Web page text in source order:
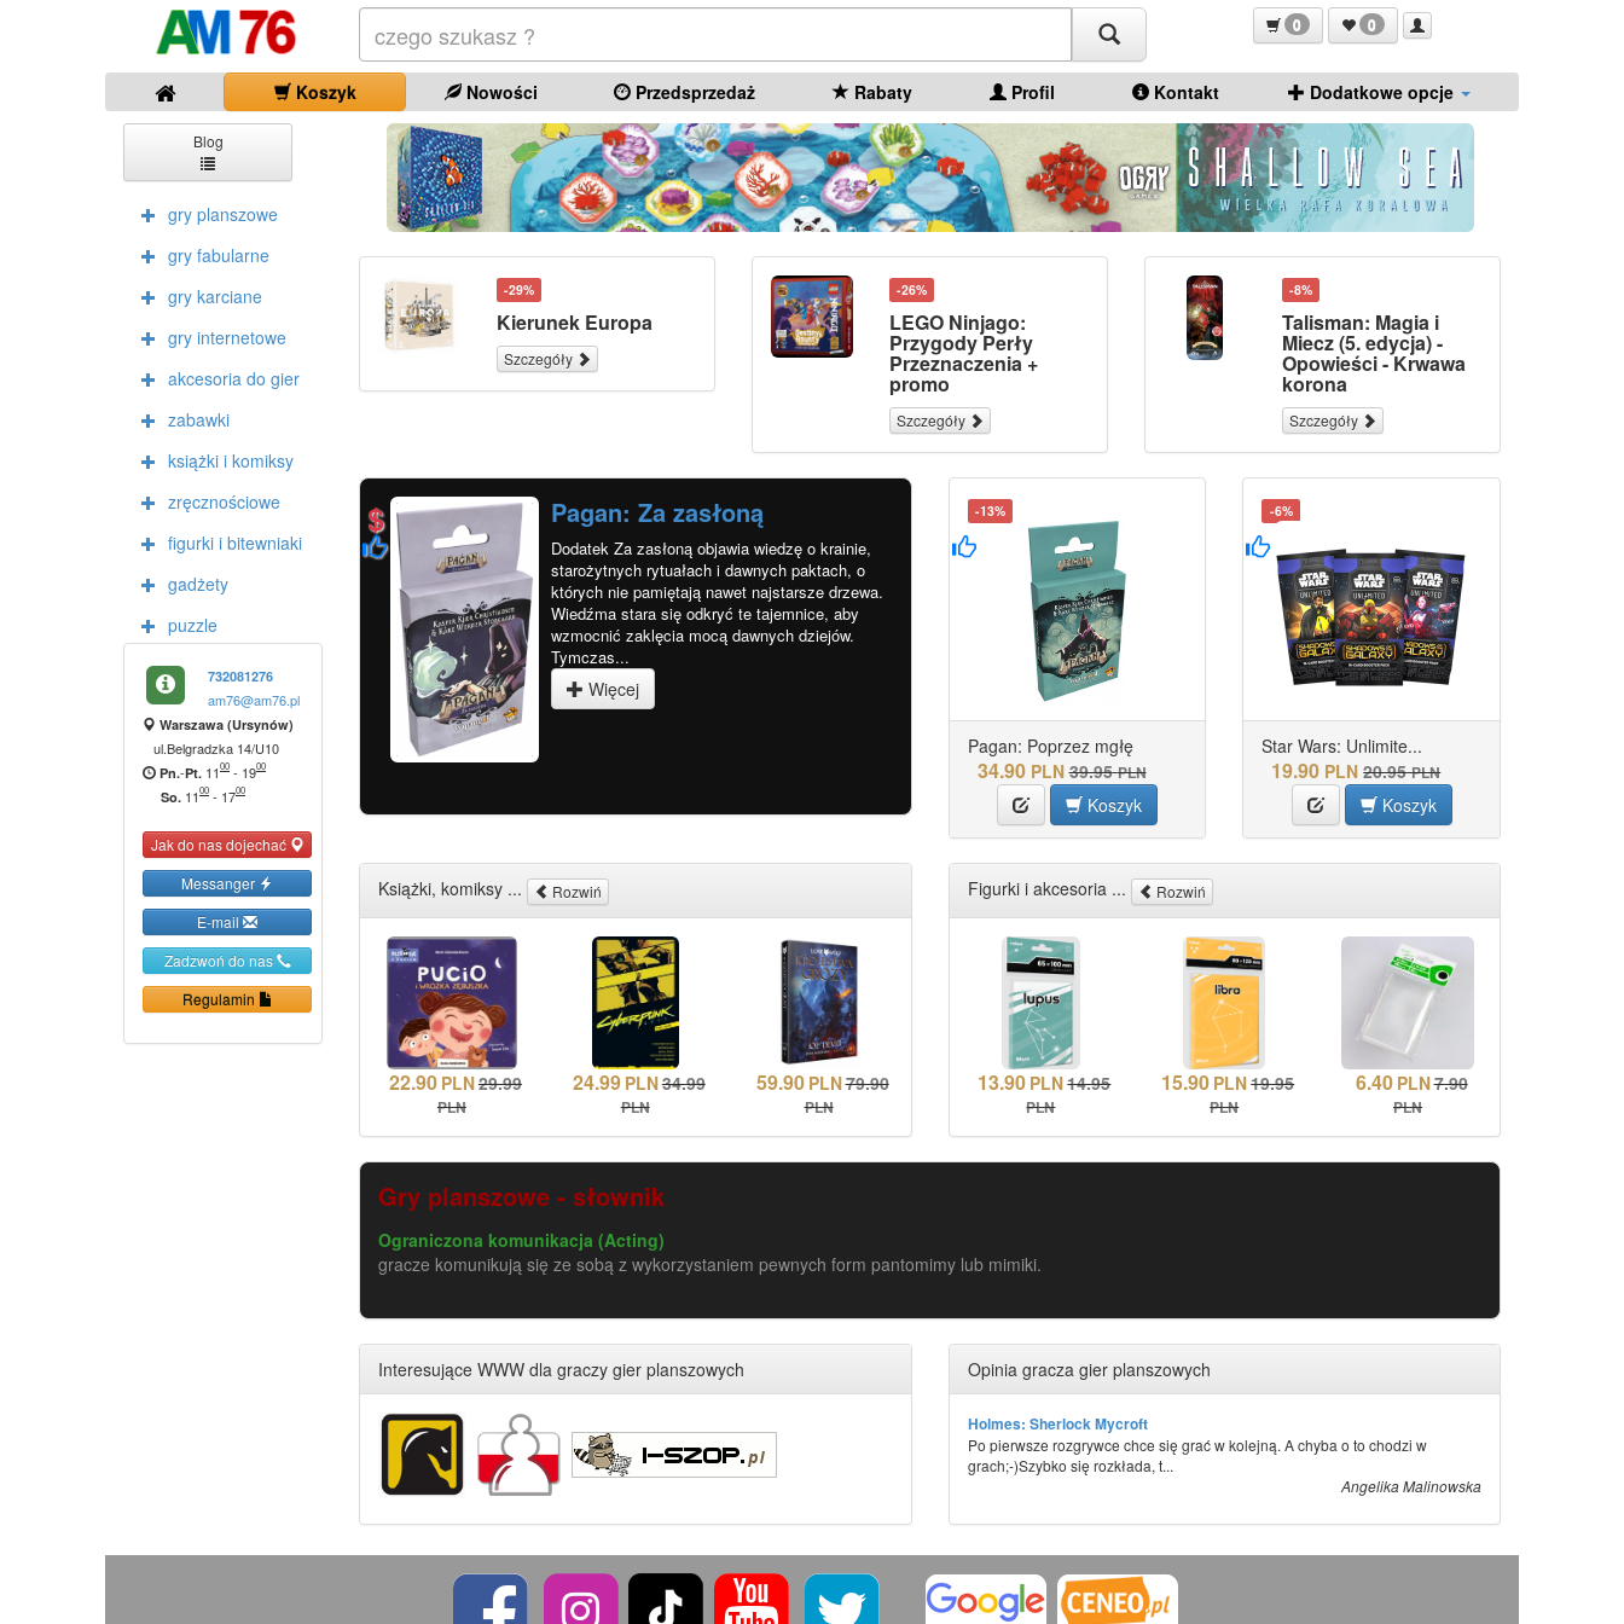
0 0
Koszyk Nowości Przedsprzedaż Rabaty Profil Kontakt Dodatkowe opcje
Blog
gry planszowe
gry fabularne
gry karciane
gry internetowe
akcesoria do gier
zabawki
książki i komiksy
zręcznościowe
figurki i bitewniaki
gadżety
puzzle
732081276
am76@am76.pl
Warszawa (Ursynów)
ul.Belgradzka 14/U10
Pn.-Pt. 1100 - 1900
So. 1100 - 1700
Jak do nas dojechać
Messanger
E-mail
Zadzwoń do nas
Regulamin
-29%
Kierunek Europa
Szczegóły
-26%
LEGO Ninjago:
Przygody Perły
Przeznaczenia +
promo
Szczegóły
-8%
Talisman: Magia i
Miecz (5. edycja) -
Opowieści - Krwawa
korona
Szczegóły
Pagan: Za zasłoną
Dodatek Za zasłoną objawia wiedzę o krainie,
starożytnych rytuałach i dawnych paktach, o
których nie pamiętają nawet najstarsze drzewa.
Wiedźma stara się odkryć te tajemnice, aby
wzmocnić zaklęcia mocą dawnych dziejów.
Tymczas...
Więcej
-13%
Pagan: Poprzez mgłę
34.90 PLN 39.95 PLN
Koszyk
-6%
Star Wars: Unlimite...
19.90 PLN 20.95 PLN
Koszyk
Książki, komiksy ... Rozwiń
22.90 PLN29.99
PLN
24.99 PLN34.99
PLN
59.90 PLN79.90
PLN
Figurki i akcesoria ... Rozwiń
13.90 PLN14.95
PLN
15.90 PLN19.95
PLN
6.40 PLN7.90
PLN
Gry planszowe - słownik
Ograniczona komunikacja (Acting)
gracze komunikują się ze sobą z wykorzystaniem pewnych form pantomimy lub mimiki.
Interesujące WWW dla graczy gier planszowych Opinia gracza gier planszowych
Holmes: Sherlock Mycroft
Po pierwsze rozgrywce chce się grać w kolejną. A chyba o to chodzi w
grach;-)Szybko się rozkłada, t...
Angelika Malinowska